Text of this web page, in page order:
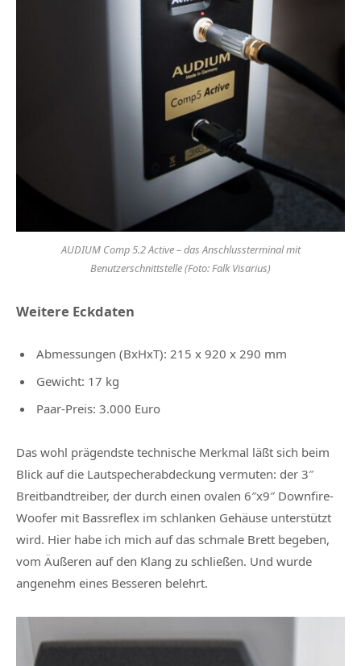
AUDIUM Comp 5.2 Active – das Anschlussterminal mit
Benutzerschnittstelle (Foto: Falk Visarius)
Weitere Eckdaten
Abmessungen (BxHxT): 215 x 920 x 290 mm
Gewicht: 17 kg
Paar-Preis: 3.000 Euro
Das wohl prägendste technische Merkmal läßt sich beim
Blick auf die Lautspecherabdeckung vermuten: der 3″
Breitbandtreiber, der durch einen ovalen 6″x9″ Downfire-
Woofer mit Bassreflex im schlanken Gehäuse unterstützt
wird. Hier habe ich mich auf das schmale Brett begeben,
vom Äußeren auf den Klang zu schließen. Und wurde
angenehm eines Besseren belehrt.